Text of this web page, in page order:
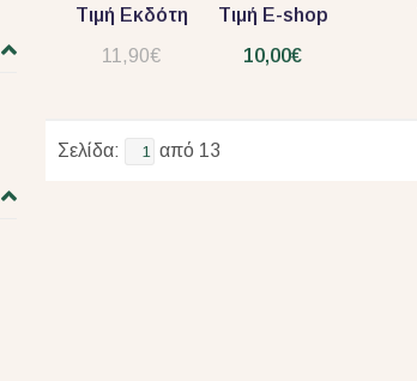
Τιμή Εκδότη
11,90€
Τιμή E-shop
10,00€
Σελίδα: από 13